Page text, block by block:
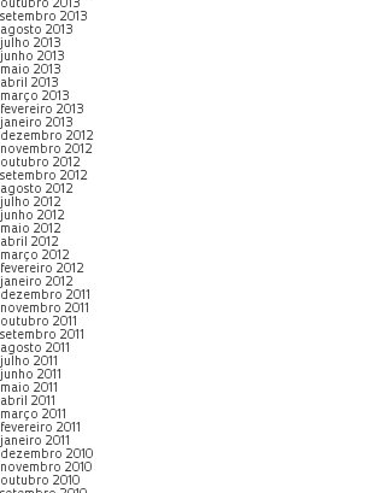
outubro 2013
setembro 2013
agosto 2013
julho 2013
junho 2013
maio 2013
abril 2013
março 2013
fevereiro 2013
janeiro 2013
dezembro 2012
novembro 2012
outubro 2012
setembro 2012
agosto 2012
julho 2012
junho 2012
maio 2012
abril 2012
março 2012
fevereiro 2012
janeiro 2012
dezembro 2011
novembro 2011
outubro 2011
setembro 2011
agosto 2011
julho 2011
junho 2011
maio 2011
abril 2011
março 2011
fevereiro 2011
janeiro 2011
dezembro 2010
novembro 2010
outubro 2010